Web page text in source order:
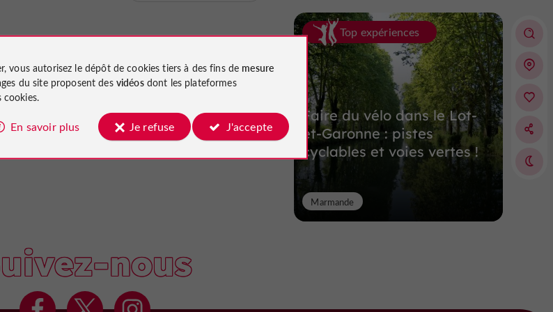
Top expériences
Faire du vélo dans le Lot-
et-Garonne : pistes
cyclables et voies vertes !
Marmande
nous
vous autorisez le dépôt de cookies tiers à des fins de mesure
du site proposent des vidéosdont les plateformes
cookies.
En savoir plus Je refuse J'accepte